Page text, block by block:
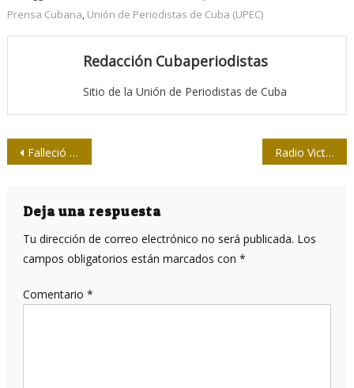
Prensa Cubana, Unión de Periodistas de Cuba (UPEC)
Redacción Cubaperiodistas
Sitio de la Unión de Periodistas de Cuba
Navegación
entradas
Falleció nuestro colega Enrique Montesinos, presidente del Círculo de Cronistas Deportivos de la Upec Radio Victoria de Girón: En la preferencia popular
Deja una respuesta
Tu dirección de correo electrónico no será publicada. Los
campos obligatorios están marcados con *
Comentario *